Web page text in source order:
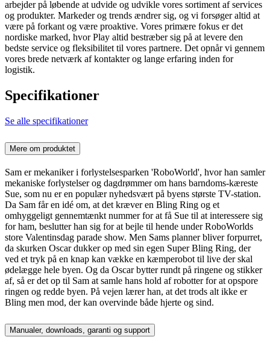
arbejder på løbende at udvide og udvikle vores sortiment af services
og produkter. Markeder og trends ændrer sig, og vi forsøger altid at
være på forkant og være proaktive. Vores primære fokus er det
nordiske marked, hvor Play altid bestræber sig på at levere den
bedste service og fleksibilitet til vores partnere. Det opnår vi gennem
vores brede netværk af kontakter og lange erfaring inden for
logistik.
Specifikationer
Se alle specifikationer
Mere om produktet
Sam er mekaniker i forlystelsesparken 'RoboWorld', hvor han samler
mekaniske forlystelser og dagdrømmer om hans barndoms-kæreste
Sue, som nu er en populær nyhedsvært på byens største TV-station.
Da Sam får en idé om, at det kræver en Bling Ring og et
omhyggeligt gennemtænkt nummer for at få Sue til at interessere sig
for ham, beslutter han sig for at bejle til hende under RoboWorlds
store Valentinsdag parade show. Men Sams planner bliver forpurret,
da skurken Oscar dukker op med sin egen Super Bling Ring, der
ved et tryk på en knap kan vække en kæmperobot til live der skal
ødelægge hele byen. Og da Oscar bytter rundt på ringene og stikker
af, så er det op til Sam at samle hans hold af robotter for at opspore
ringen og redde byen. På vejen lærer han, at det trods alt ikke er
Bling men mod, der kan overvinde både hjerte og sind.
Manualer, downloads, garanti og support